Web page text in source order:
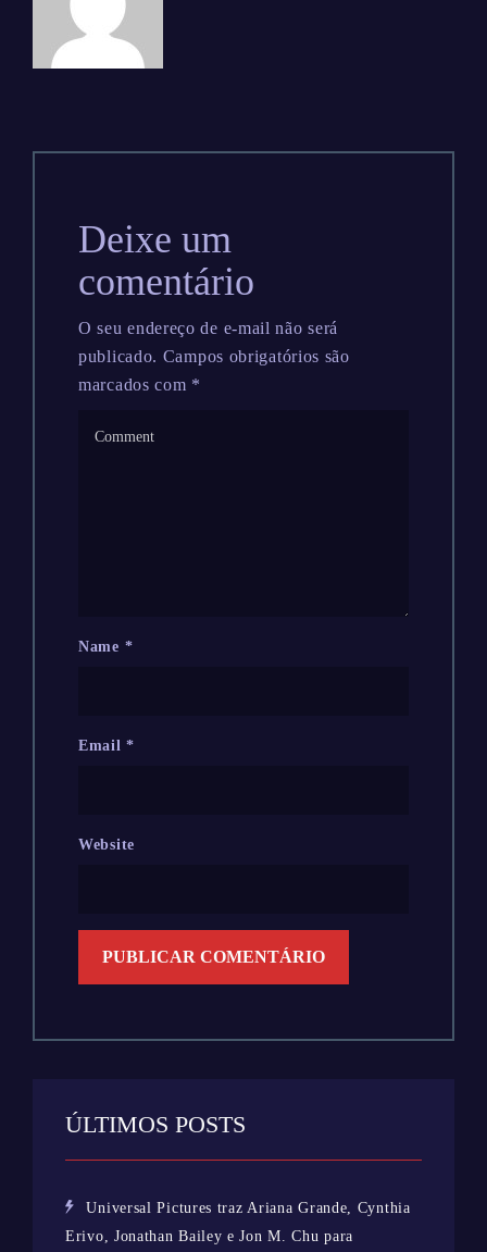
Deixe um
comentário
O seu endereço de e-mail não será
publicado. Campos obrigatórios são
marcados com *
Name *
Email*
Website
ÚLTIMOS POSTS
Universal Pictures traz Ariana Grande, Cynthia
Erivo, Jonathan Bailey e Jon M. Chu para